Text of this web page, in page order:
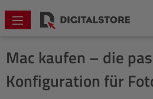
springen
Mac kaufen – die
Konfiguration für